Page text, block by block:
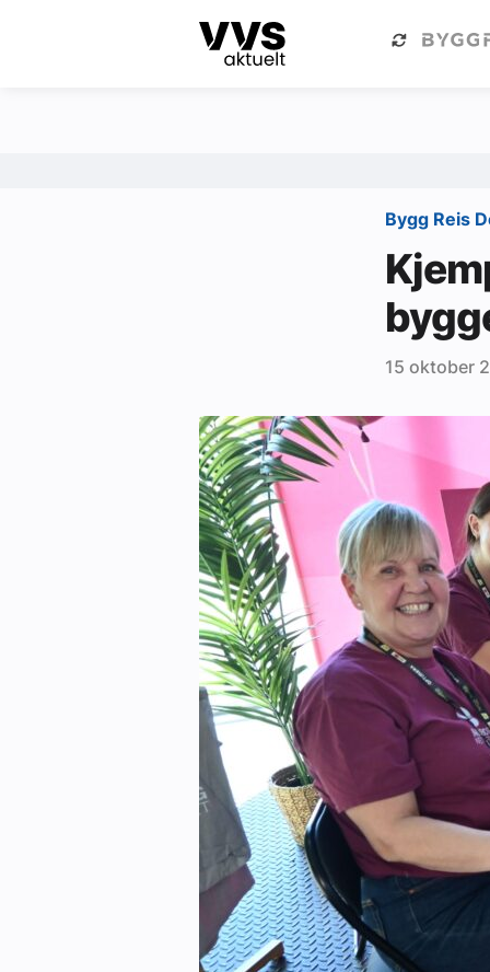
Kategorier Om VVS Aktuelt
Aktuelle prosjekter
Om VVS Aktuelt
Kontakt oss:
Abonner på fagbladet Byggfakta
Annonsere i VVS Aktuelt
Kontakt oss
Tips oss
eBlad
Bygg Reis
15 oktober